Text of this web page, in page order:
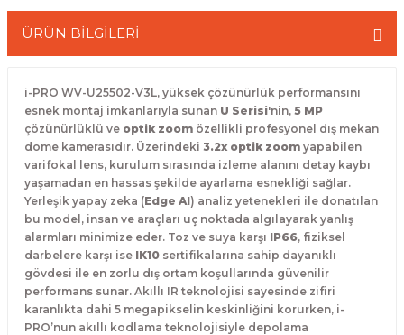
ÜRÜN BİLGİLERİ
i-PRO WV-U25502-V3L, yüksek çözünürlük performansını
esnek montaj imkanlarıyla sunan U Serisi'nin, 5 MP
çözünürlüklü ve optik zoom özellikli profesyonel dış mekan
dome kamerasıdır. Üzerindeki 3.2x optik zoom yapabilen
varifokal lens, kurulum sırasında izleme alanını detay kaybı
yaşamadan en hassas şekilde ayarlama esnekliği sağlar.
Yerleşik yapay zeka (Edge AI) analiz yetenekleri ile donatılan
bu model, insan ve araçları uç noktada algılayarak yanlış
alarmları minimize eder. Toz ve suya karşı IP66, fiziksel
darbelere karşı ise IK10 sertifikalarına sahip dayanıklı
gövdesi ile en zorlu dış ortam koşullarında güvenilir
performans sunar. Akıllı IR teknolojisi sayesinde zifiri
karanlıkta dahi 5 megapikselin keskinliğini korurken, i-
PRO’nun akıllı kodlama teknolojisiyle depolama